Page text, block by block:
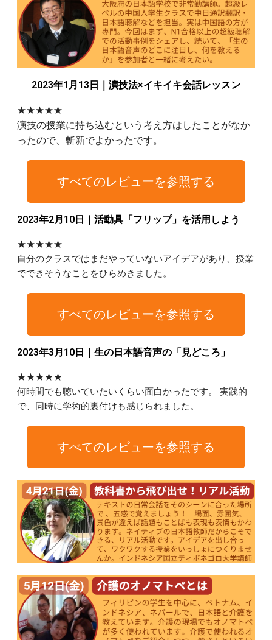
2023年1月13日｜演技法×イキイキ会話レッスン
★★★★★
演技の授業に持ち込むという考え方はしたことがなか
ったので、斬新でよかったです。
すべてのレビューを参照する
2023年2月10日｜活動具「フリップ」を活用しよう
★★★★★
自分のクラスではまだやっていないアイデアがあり、授業
でできそうなことをひらめきました。
すべてのレビューを参照する
2023年3月10日｜生の日本語音声の「見どころ」
★★★★★
何時間でも聴いていたいくらい面白かったです。 実践的
で、同時に学術的裏付けも感じられました。
すべてのレビューを参照する